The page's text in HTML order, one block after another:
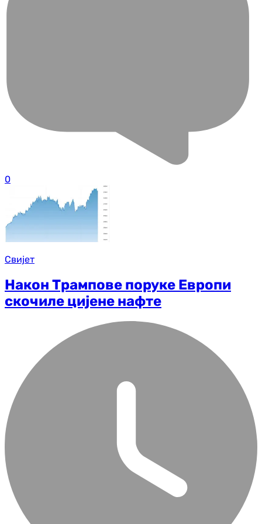
0
Свијет
Након Трампове поруке Европи
скочиле цијене нафте